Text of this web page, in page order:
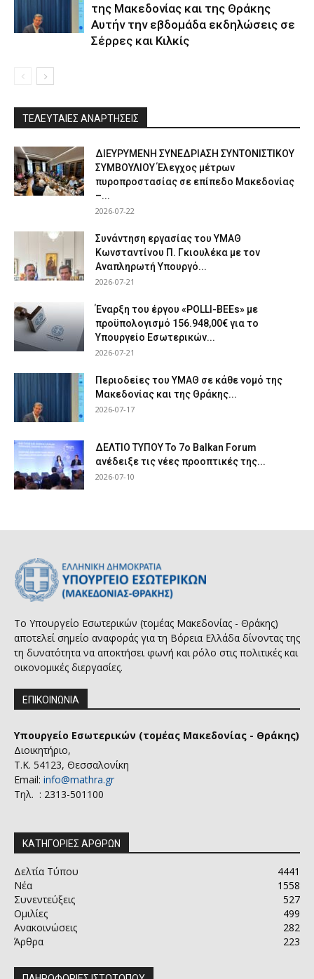
της Μακεδονίας και της Θράκης
Αυτήν την εβδομάδα εκδηλώσεις σε
Σέρρες και Κιλκίς
ΤΕΛΕΥΤΑΙΕΣ ΑΝΑΡΤΗΣΕΙΣ
ΔΙΕΥΡΥΜΕΝΗ ΣΥΝΕΔΡΙΑΣΗ ΣΥΝΤΟΝΙΣΤΙΚΟΥ
ΣΥΜΒΟΥΛΙΟΥ Έλεγχος μέτρων
πυροπροστασίας σε επίπεδο Μακεδονίας
–...
2026-07-22
Συνάντηση εργασίας του ΥΜΑΘ
Κωνσταντίνου Π. Γκιουλέκα με τον
Αναπληρωτή Υπουργό...
2026-07-21
Έναρξη του έργου «POLLI-BEEs» με
προϋπολογισμό 156.948,00€ για το
Υπουργείο Εσωτερικών...
2026-07-21
Περιοδείες του ΥΜΑΘ σε κάθε νομό της
Μακεδονίας και της Θράκης...
2026-07-17
ΔΕΛΤΙΟ ΤΥΠΟΥ Το 7ο Balkan Forum
ανέδειξε τις νέες προοπτικές της...
2026-07-10
Το Υπουργείο Εσωτερικών (τομέας Μακεδονίας - Θράκης)
αποτελεί σημείο αναφοράς για τη Βόρεια Ελλάδα δίνοντας της
τη δυνατότητα να αποκτήσει φωνή και ρόλο στις πολιτικές και
οικονομικές διεργασίες.
ΕΠΙΚΟΙΝΩΝΙΑ
Υπουργείο Εσωτερικών (τομέας Μακεδονίας - Θράκης)
Διοικητήριο,
Τ.Κ. 54123, Θεσσαλονίκη
Email: info@mathra.gr
Τηλ. : 2313-501100
ΚΑΤΗΓΟΡΙΕΣ ΑΡΘΡΩΝ
Δελτία Τύπου
4441
Νέα
1558
Συνεντεύξεις
527
Ομιλίες
499
Ανακοινώσεις
282
Άρθρα
223